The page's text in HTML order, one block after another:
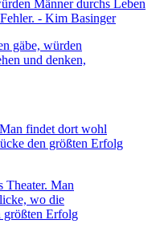
gäbe, würden
und denken,
Theater. Man
wo die
größten Erfolg